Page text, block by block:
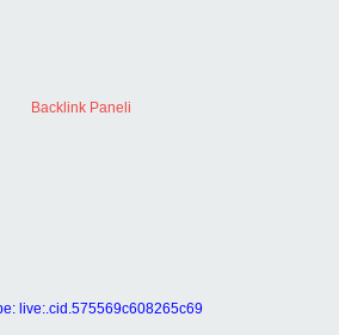
live:.cid.575569c608265c69